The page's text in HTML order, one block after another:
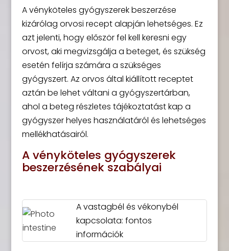
A vényköteles gyógyszerek beszerzése
kizárólag orvosi recept alapján lehetséges. Ez
azt jelenti, hogy először fel kell keresni egy
orvost, aki megvizsgálja a beteget, és szükség
esetén felírja számára a szükséges
gyógyszert. Az orvos által kiállított receptet
aztán be lehet váltani a gyógyszertárban,
ahol a beteg részletes tájékoztatást kap a
gyógyszer helyes használatáról és lehetséges
mellékhatásairól.
A vényköteles gyógyszerek
beszerzésének szabályai
A vastagbél és vékonybél
kapcsolata: fontos
információk